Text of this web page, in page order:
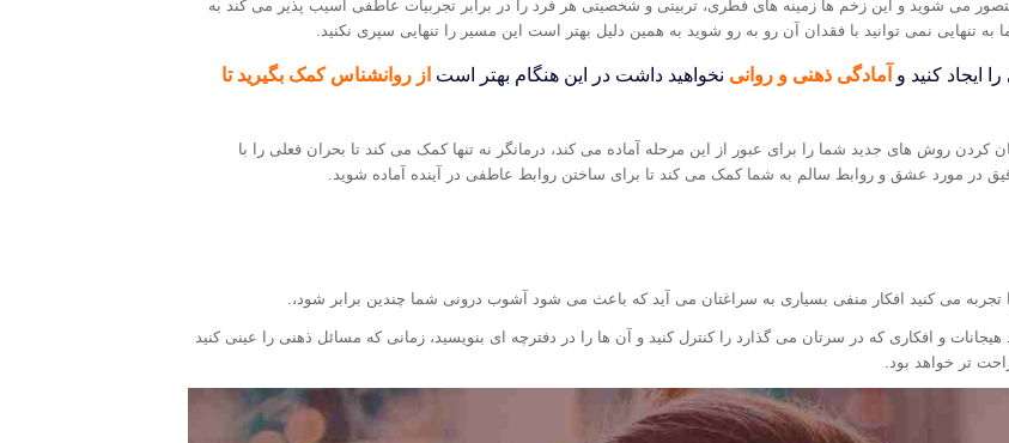
می شوید و این زخم ها زمینه های فطری، تربیتی و شخصیتی هر فرد را در برابر تجربیات عاطفی آسیب پذیر می کند به
تنهایی نمی توانید با فقدان آن رو به رو شوید به همین دلیل بهتر است این مسیر را تنهایی سپری نکنید.
ایجاد کنید و آمادگی ذهنی و روانی نخواهید داشت در این هنگام بهتر است از روانشناس کمک بگیرید تا
کردن روش های جدید شما را برای عبور از این مرحله آماده می کند، درمانگر نه تنها کمک می کند تا بحران فعلی را با
در مورد عشق و روابط سالم به شما کمک می کند تا برای ساختن روابط عاطفی در آینده آماده شوید.
تجربه می کنید افکار منفی بسیاری به سراغتان می آید که باعث می شود آشوب درونی شما چندین برابر شود،.
هیجانات و افکاری که در سرتان می گذارد را کنترل کنید و آن ها را در دفترچه ای بنویسید، زمانی که مسائل ذهنی را عینی کنید
تر خواهد بود.